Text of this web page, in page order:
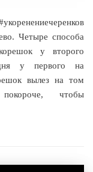
Четыре способа
у второго
у первого на
вылез на том
чтобы